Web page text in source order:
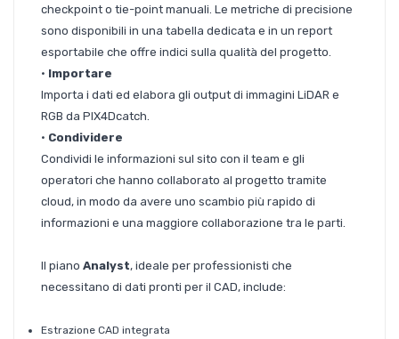
checkpoint o tie-point manuali. Le metriche di precisione
sono disponibili in una tabella dedicata e in un report
esportabile che offre indici sulla qualità del progetto.
• Importare
Importa i dati ed elabora gli output di immagini LiDAR e
RGB da PIX4Dcatch.
• Condividere
Condividi le informazioni sul sito con il team e gli
operatori che hanno collaborato al progetto tramite
cloud, in modo da avere uno scambio più rapido di
informazioni e una maggiore collaborazione tra le parti.
Il piano Analyst, ideale per professionisti che
necessitano di dati pronti per il CAD, include:
Estrazione CAD integrata